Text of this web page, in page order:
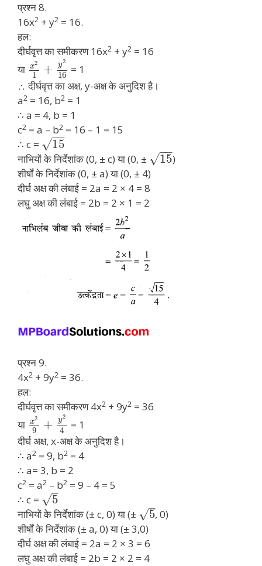
प्रश्न 8.
16x2 + y2 = 16.
हल:
दीर्घवृत्त का समीकरण 16x2 + y2 = 16
या x2
1 + y2
16 = 1
∴ दीर्घवृत्त का अक्ष, y-अक्ष के अनुदिश है।
a2 = 16, b2 = 1
∴ a = 4, b = 1
c2 = a – b2 = 16 – 1 = 15
∴ c =
15
−−
√
नाभियों के निर्देशांक (0, ± c) या (0, ± 15
−−
√
)
शीर्षों के निर्देशांक (0, ± a) या (0, ± 4)
दीर्घ अक्ष की लंबाई = 2a = 2 × 4 = 8
लघु अक्ष की लंबाई = 2b = 2 × 1 = 2
प्रश्न 9.
4x2 + 9y2 = 36.
हल:
दीर्घवृत्त का समीकरण 4x2 + 9y2 = 36
या x2
9 + y2
4
= 1
दीर्घ अक्ष, x-अक्ष के अनुदिश है।
∴ a2 = 9, b2 = 4
∴ a= 3, b = 2
c2 = a2 – b2 = 9 – 4 = 5
∴ c =
5
–
√
नाभियों के निर्देशांक (± c, 0) या (± 5
–
√ , 0)
शीर्षों के निर्देशांक (± a, 0) या (± 3,0)
दीर्घ अक्ष की लंबाई = 2a = 2 × 3 = 6
लघु अक्ष की लंबाई = 2b = 2 × 2 = 4